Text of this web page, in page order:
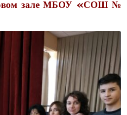
зале МБОУ «СОШ №